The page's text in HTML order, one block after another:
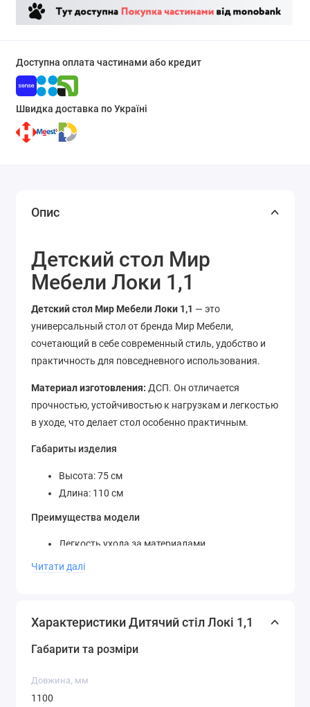
Доступна оплата частинами або кредит
Швидка доставка по Україні
Опис
Детский стол Мир
Мебели Локи 1,1
Детский стол Мир Мебели Локи 1,1 — это
универсальный стол от бренда Мир Мебели,
сочетающий в себе современный стиль, удобство и
практичность для повседневного использования.
Материал изготовления: ДСП. Он отличается
прочностью, устойчивостью к нагрузкам и легкостью
в уходе, что делает стол особенно практичным.
Габариты изделия
Высота: 75 см
Длина: 110 см
Преимущества модели
Легкость ухода за материалами
Просторная рабочая поверхность
Детский стол Мир Мебели Локи 1,1 идеально
комфорт и эстетику в вашем пространстве.
Читати далі
Характеристики Дитячий стіл Локі 1,1
Габарити та розміри
Довжина, мм
1100